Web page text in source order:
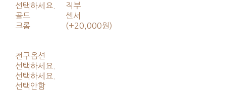
선택하세요.
골드
크롬
직부
센서
(+20,000원)
전구옵션
선택하세요.
선택하세요.
선택안함